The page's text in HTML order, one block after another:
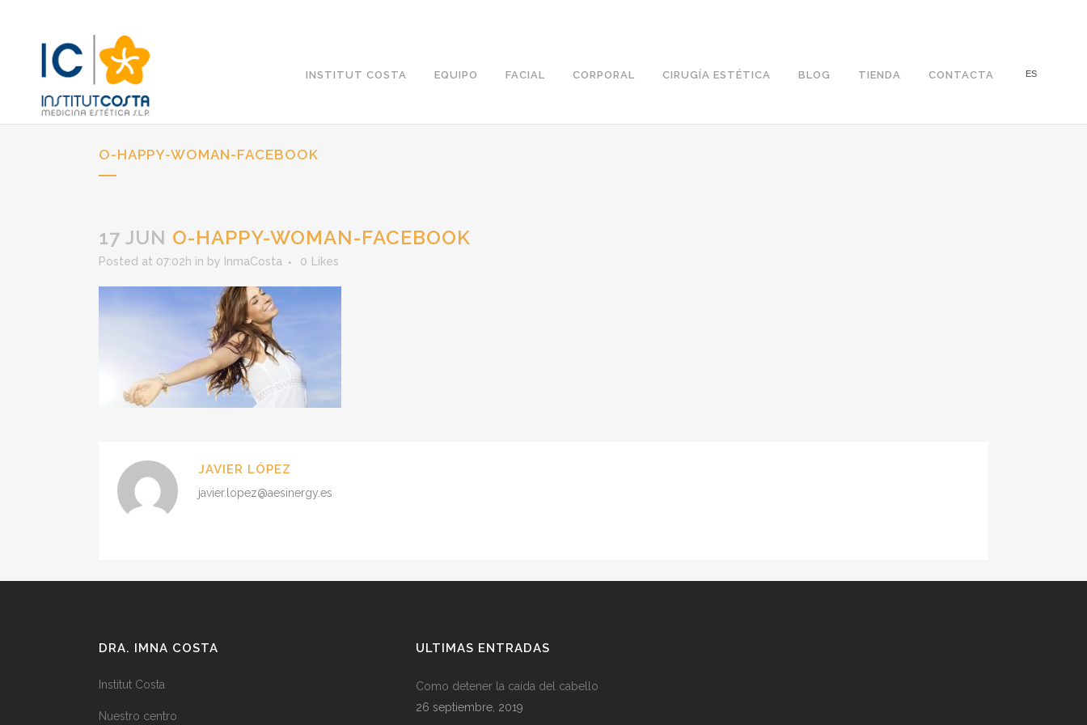
ES
INSTITUT COSTA EQUIPO FACIAL CORPORAL CIRUGÍA ESTÉTICA BLOG TIENDA CONTACTA
O-HAPPY-WOMAN-FACEBOOK
17 JUN O-HAPPY-WOMAN-FACEBOOK
Posted at 07:02h in by InmaCosta 0 Likes
JAVIER LÓPEZ
javier.lopez@aesinergy.es
DRA. IMNA COSTA
Institut Costa
Nuestro centro
ULTIMAS ENTRADAS
Como detener la caída del cabello
26 septiembre, 2019